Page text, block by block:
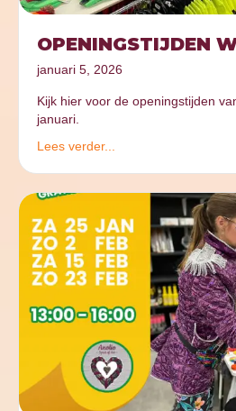
OPENINGSTIJDEN
januari 5, 2026
Kijk hier voor de openingstijden
januari.
Lees verder...